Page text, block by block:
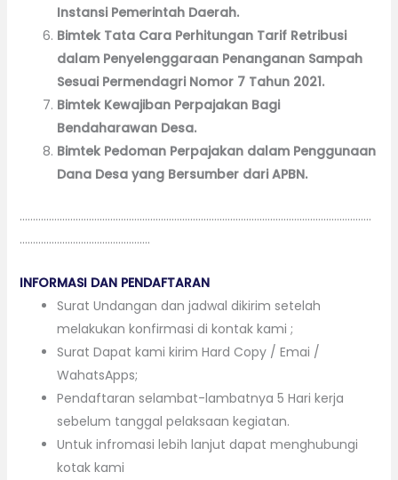
Instansi Pemerintah Daerah.
Bimtek Tata Cara Perhitungan Tarif Retribusi
dalam Penyelenggaraan Penanganan Sampah
Sesuai Permendagri Nomor 7 Tahun 2021.
Bimtek Kewajiban Perpajakan Bagi
Bendaharawan Desa.
Bimtek Pedoman Perpajakan dalam Penggunaan
Dana Desa yang Bersumber dari APBN.
……………………………………………………………………………………………………………………
………………………………………….
INFORMASI DAN PENDAFTARAN
Surat Undangan dan jadwal dikirim setelah
melakukan konfirmasi di kontak kami ;
Surat Dapat kami kirim Hard Copy / Emai /
WahatsApps;
Pendaftaran selambat-lambatnya 5 Hari kerja
sebelum tanggal pelaksaan kegiatan.
Untuk infromasi lebih lanjut dapat menghubungi
kotak kami